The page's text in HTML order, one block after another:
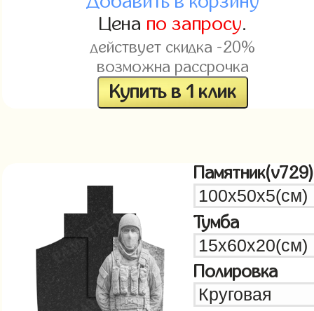
Цена по запросу.
действует скидка -20%
возможна рассрочка
Купить в 1 клик
Памятник(v729)
Тумба
Полировка